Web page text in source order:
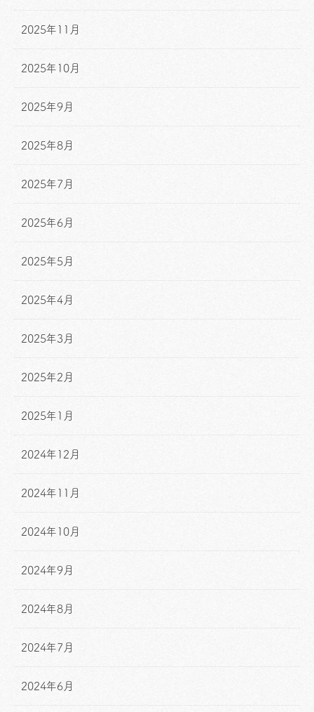
2025年11月
2025年10月
2025年9月
2025年8月
2025年7月
2025年6月
2025年5月
2025年4月
2025年3月
2025年2月
2025年1月
2024年12月
2024年11月
2024年10月
2024年9月
2024年8月
2024年7月
2024年6月